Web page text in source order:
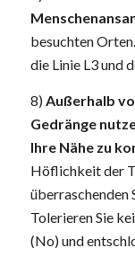
besuchten
die Linie L3 und
8)Außerhalb
Gedränge
Ihre Nähe zu
Höflichkeit der
überraschenden
Tolerieren Sie
(No) und